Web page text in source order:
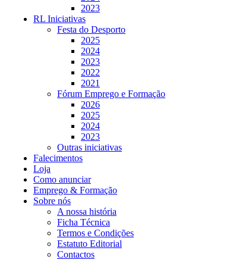
2023
RL Iniciativas
Festa do Desporto
2025
2024
2023
2022
2021
Fórum Emprego e Formação
2026
2025
2024
2023
Outras iniciativas
Falecimentos
Loja
Como anunciar
Emprego & Formação
Sobre nós
A nossa história
Ficha Técnica
Termos e Condições
Estatuto Editorial
Contactos